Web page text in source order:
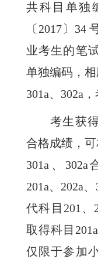
共科目单独
〔 2017〕 34
业考生的笔
单独编码，
301a、 302a
考生获
合格成绩，
301a、 302a
201a、 202a、
代科目 201、
取得科目 201a
仅限于参加